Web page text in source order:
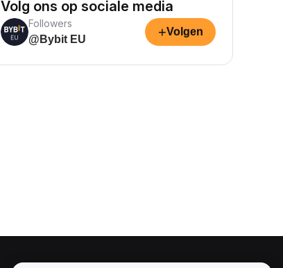
Volg ons op sociale media
Followers
@Bybit EU
+Volgen